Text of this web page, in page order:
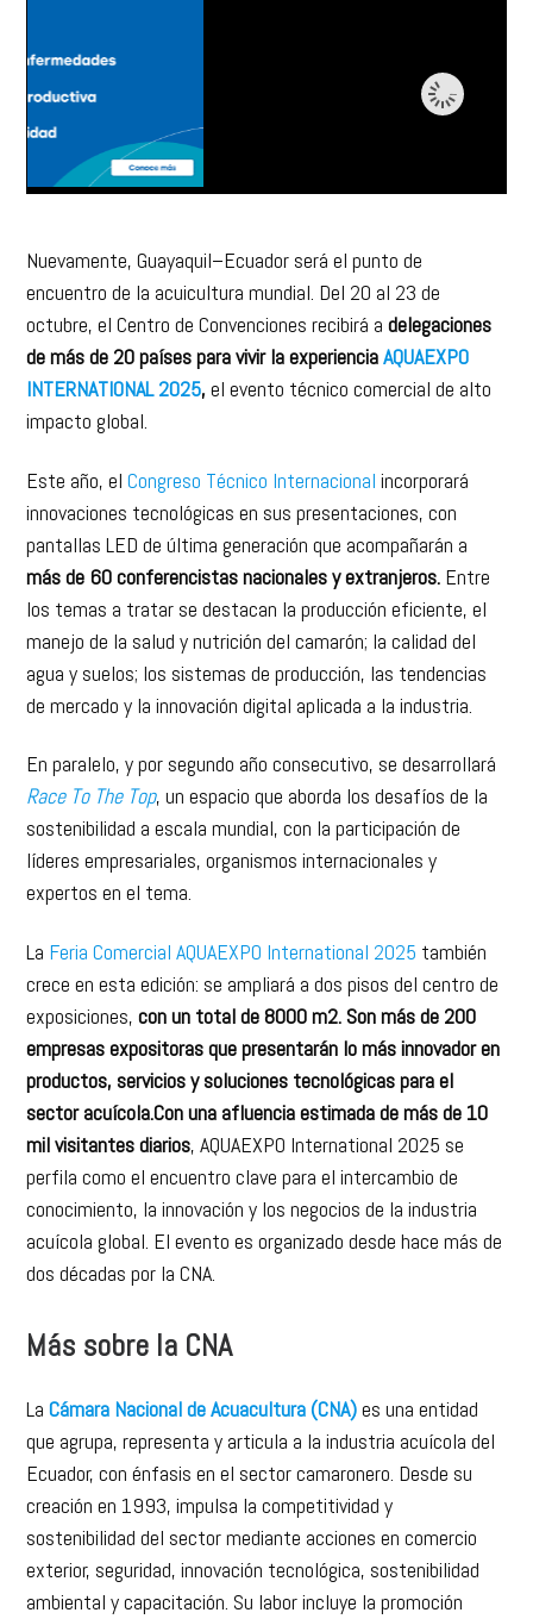
Nuevamente, Guayaquil–Ecuador será el punto de
encuentro de la acuicultura mundial. Del 20 al 23 de
octubre, el Centro de Convenciones recibirá adelegaciones
de más de 20 países para vivir la experienciaAQUAEXPO
INTERNATIONAL 2025,el evento técnico comercial de alto
impacto global.
Este año, elCongreso Técnico Internacionalincorporará
innovaciones tecnológicas en sus presentaciones, con
pantallas LED de última generación que acompañarán a
más de 60 conferencistas nacionales y extranjeros. Entre
los temas a tratar se destacan la producción eficiente, el
manejo de la salud y nutrición del camarón; la calidad del
agua y suelos; los sistemas de producción, las tendencias
de mercado y la innovación digital aplicada a la industria.
En paralelo, y por segundo año consecutivo, se desarrollará
Race To The Top, un espacio que aborda los desafíos de la
sostenibilidad a escala mundial, con la participación de
líderes empresariales, organismos internacionales y
expertos en el tema.
La Feria Comercial AQUAEXPO International 2025 también
crece en esta edición: se ampliará a dos pisos del centro de
exposiciones,con un total de 8000 m2. Son más de 200
empresas expositoras que presentarán lo más innovador en
productos, servicios y soluciones tecnológicas para el
sector acuícola.Con una afluencia estimada de más de 10
mil visitantes diarios, AQUAEXPO International 2025 se
perfila como el encuentro clave para el intercambio de
conocimiento, la innovación y los negocios de la industria
acuícola global. El evento es organizado desde hace más de
dos décadas por la CNA.
Más sobre la CNA
LaCámara Nacional de Acuacultura (CNA)es una entidad
que agrupa, representa y articula a la industria acuícola del
Ecuador, con énfasis en el sector camaronero. Desde su
creación en 1993, impulsa la competitividad y
sostenibilidad del sector mediante acciones en comercio
exterior, seguridad, innovación tecnológica, sostenibilidad
ambiental y capacitación. Su labor incluye la promoción